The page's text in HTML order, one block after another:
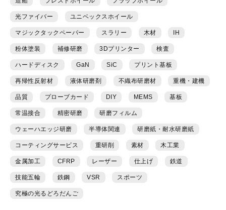
光ファイバー ユニベックスホイール
マジックタックペーパー スラリー 木材 IH
粉体塗装 補修研磨 3Dプリンター 検査
ハードディスク GaN SiC プリント基板
再帰性反射材 液体研磨剤 不織布研磨材 重機・建機
品質 プローブカード DIY MEMS 基板
常温接合 精密研磨 研磨フィルム
ウェーハエッジ研磨 半導体関連 研磨紙・耐水研磨紙
コーティングサービス 重研削 素材 木工業
金属加工 CFRP レーザー 仕上げ 鉄道
技能五輪 鉄鋼 VSR スポーツ
究極の光るどろだんご